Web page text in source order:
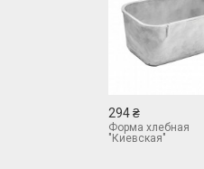
294 ₴
Форма хлебная
"Киевская"